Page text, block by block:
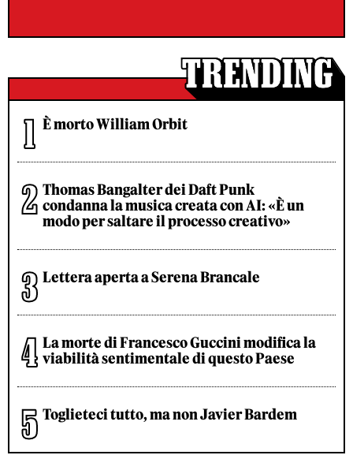
È morto William Orbit
Thomas Bangalter dei Daft Punk
condanna la musica creata con AI: «È un
modo per saltare il processo creativo»
Lettera aperta a Serena Brancale
La morte di Francesco Guccini modifica la
viabilità sentimentale di questo Paese
Toglieteci tutto, ma non Javier Bardem